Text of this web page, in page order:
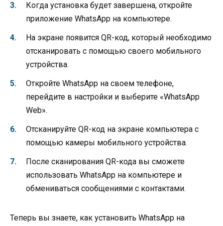
Когда установка будет завершена, откройте
приложение WhatsApp на компьютере.
На экране появится QR-код, который необходимо
отсканировать с помощью своего мобильного
устройства.
Откройте WhatsApp на своем телефоне,
перейдите в настройки и выберите «WhatsApp
Web».
Отсканируйте QR-код на экране компьютера с
помощью камеры мобильного устройства.
После сканирования QR-кода вы сможете
использовать WhatsApp на компьютере и
обмениваться сообщениями с контактами.
Теперь вы знаете, как установить WhatsApp на